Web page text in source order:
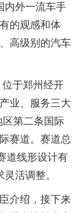
内外一流车手
的观感和体
高级别的汽车
于郑州经开
业、服务三大
第二条国际
赛道。赛道总
道线形设计有
活调整。
介绍，接下来